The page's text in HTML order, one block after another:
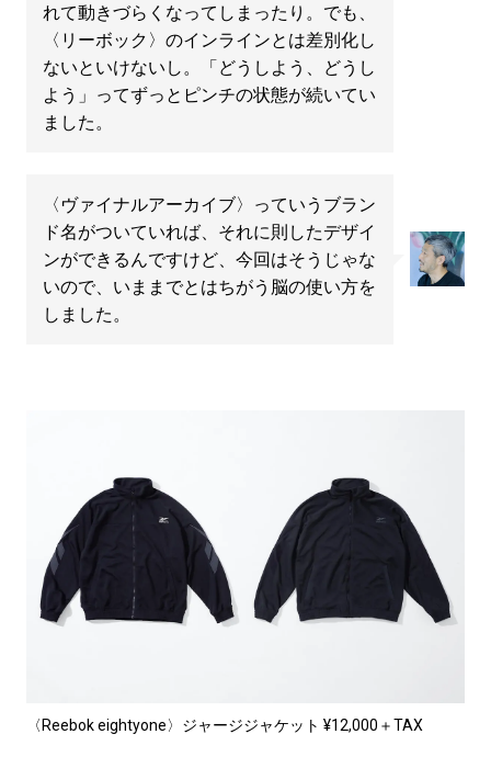
れて動きづらくなってしまったり。でも、
〈リーボック〉のインラインとは差別化し
ないといけないし。「どうしよう、どうし
よう」ってずっとピンチの状態が続いてい
ました。
〈ヴァイナルアーカイブ〉っていうブラン
ド名がついていれば、それに則したデザイ
ンができるんですけど、今回はそうじゃな
いので、いままでとはちがう脳の使い方を
しました。
〈Reebok eightyone〉ジャージジャケット ¥12,000＋TAX